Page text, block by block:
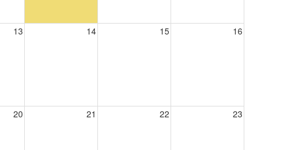
13 14 15 16
20 21 22 23